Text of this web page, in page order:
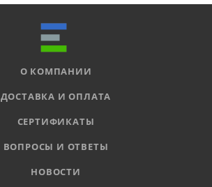
О КОМПАНИИ
ДОСТАВКА И ОПЛАТА
СЕРТИФИКАТЫ
ВОПРОСЫ И ОТВЕТЫ
НОВОСТИ